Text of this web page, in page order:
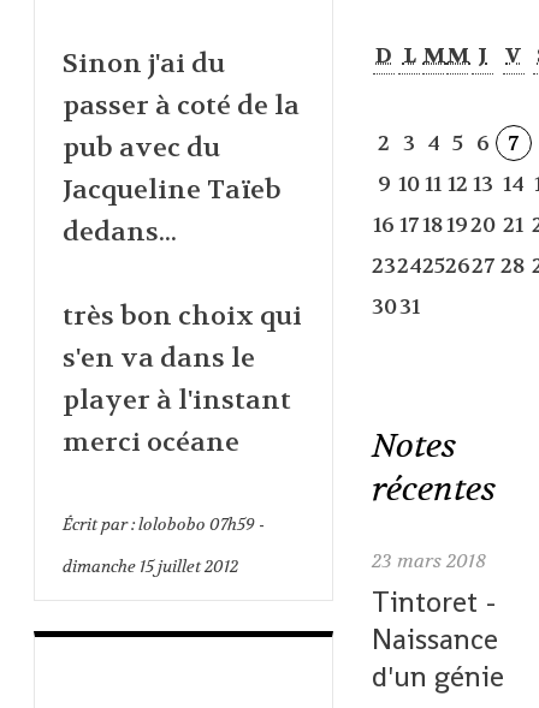
Sinon j'ai du
passer à coté de la
pub avec du
Jacqueline Taïeb
dedans...
très bon choix qui
s'en va dans le
player à l'instant
merci océane
Écrit par :lolobobo 07h59-
dimanche 15juillet 2012
D L MM J V
2 3 4 5 6 7
9 1011 12 13 14
16 17181920 21
2324252627 28
3031
Notes
récentes
23 mars 2018
Tintoret -
Naissance
d'un génie